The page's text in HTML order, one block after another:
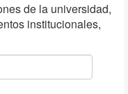
de la universidad,
institucionales,